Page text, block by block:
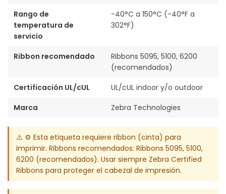
Rango de
temperatura de
servicio
-40°C a 150°C (-40°F a
302°F)
Ribbon recomendado
Ribbons 5095, 5100, 6200
(recomendados)
Certificación UL/cUL
UL/cUL indoor y/o outdoor
Marca
Zebra Technologies
⚠️ ⚙️ Esta etiqueta requiere ribbon (cinta) para
imprimir. Ribbons recomendados: Ribbons 5095, 5100,
6200 (recomendados). Usar siempre Zebra Certified
Ribbons para proteger el cabezal de impresión.